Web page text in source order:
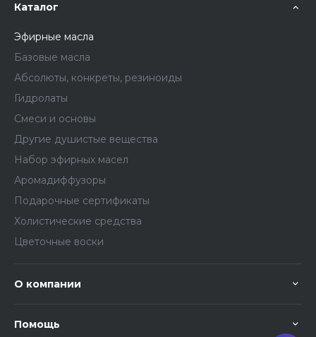
Каталог
Эфирные масла
Базовые масла
Абсолюты, конкреты, резиноиды
Гидролаты
Смеси и основы
Другие душистые вещества
Набор эфирных масел
Аромадиффузоры
Подарочные сертификаты
Холистические средства
Цветочные воски
О компании
Помощь